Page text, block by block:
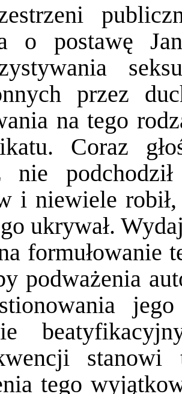
o postawę
przez
na tego
Coraz
nie
i niewiele
ukrywał.
formułowanie
podważenia
stanowi
tego